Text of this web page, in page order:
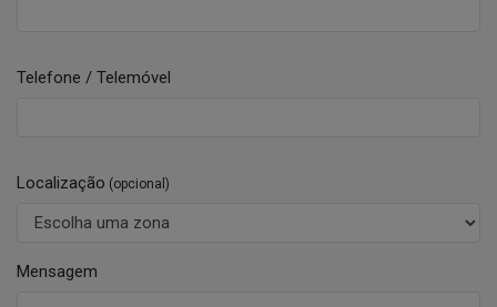
Telefone / Telemóvel
Localização (opcional)
Mensagem